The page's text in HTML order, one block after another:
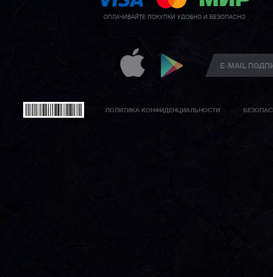
ОПЛАЧИВАЙТЕ ПОКУПКИ УДОБНО И БЕЗОПАСНО
ПОЛИТИКА КОНФИДЕНЦИАЛЬНОСТИ